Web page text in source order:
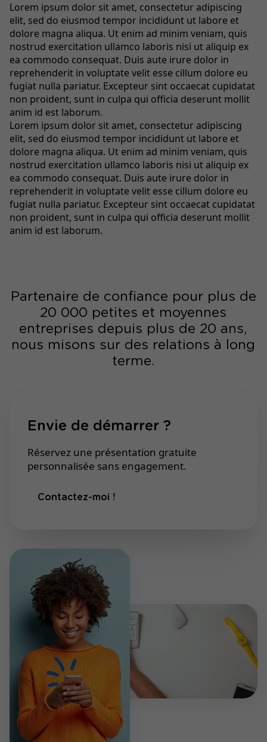
Lorem ipsum dolor sit amet, consectetur adipiscing
elit, sed do eiusmod tempor incididunt ut labore et
dolore magna aliqua. Ut enim ad minim veniam, quis
nostrud exercitation ullamco laboris nisi ut aliquip ex
ea commodo consequat. Duis aute irure dolor in
reprehenderit in voluptate velit esse cillum dolore eu
fugiat nulla pariatur. Excepteur sint occaecat cupidatat
non proident, sunt in culpa qui officia deserunt mollit
anim id est laborum.
Lorem ipsum dolor sit amet, consectetur adipiscing
elit, sed do eiusmod tempor incididunt ut labore et
dolore magna aliqua. Ut enim ad minim veniam, quis
nostrud exercitation ullamco laboris nisi ut aliquip ex
ea commodo consequat. Duis aute irure dolor in
reprehenderit in voluptate velit esse cillum dolore eu
fugiat nulla pariatur. Excepteur sint occaecat cupidatat
non proident, sunt in culpa qui officia deserunt mollit
anim id est laborum.
Partenaire de confiance pour plus de
20 000 petites et moyennes
entreprises depuis plus de 20 ans,
nous misons sur des relations à long
terme.
Envie de démarrer ?
Réservez une présentation gratuite
personnalisée sans engagement.
Contactez-moi !